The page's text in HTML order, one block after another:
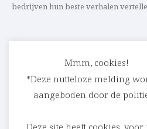
bedrijven hun beste verhalen
Schrijf ik straks mee aan jouw
heel graag op
cedric@parlevink.be
Mmm, cookies!
*Deze nutteloze melding
aangeboden door de